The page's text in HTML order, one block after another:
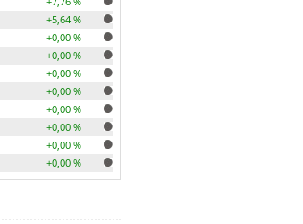
+5,64 %
+0,00 %
+0,00 %
+0,00 %
+0,00 %
+0,00 %
+0,00 %
+0,00 %
+0,00 %